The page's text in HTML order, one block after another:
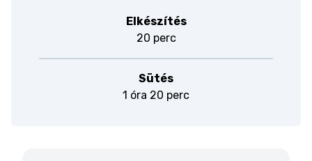
Elkészítés
20 perc
Sütés
1 óra 20 perc